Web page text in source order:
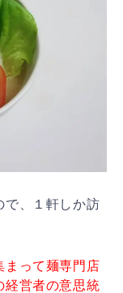
で、１軒しか訪
まって麺専門店
経営者の意思統